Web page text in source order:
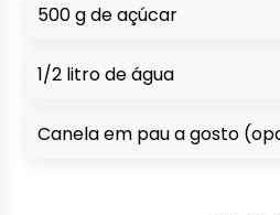
500 g de açúcar
1/2 litro de água
Canela em pau a gosto